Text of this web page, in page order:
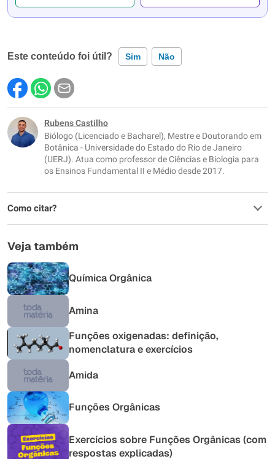
Este conteúdo foi útil? Sim Não
Este conteúdo contém informação incorreta
Este conteúdo não tem a informação que procuro
Outro
Rubens Castilho
Biólogo (Licenciado e Bacharel), Mestre e Doutorando em
Botânica - Universidade do Estado do Rio de Janeiro
(UERJ). Atua como professor de Ciências e Biologia para
os Ensinos Fundamental II e Médio desde 2017.
Como citar?
Veja também
Química Orgânica
Amina
Funções oxigenadas: definição,
nomenclatura e exercícios
Amida
Funções Orgânicas
Exercícios sobre Funções Orgânicas (com
respostas explicadas)